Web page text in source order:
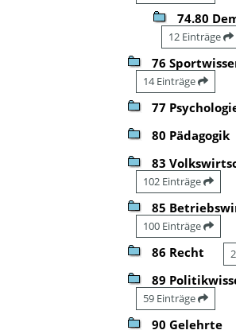
74.80
12 Einträge
76
14 Einträge
77
80 Pädagogik
83
102 Einträge
85
100 Einträge
86 Recht
89
59 Einträge
90 Gelehrte